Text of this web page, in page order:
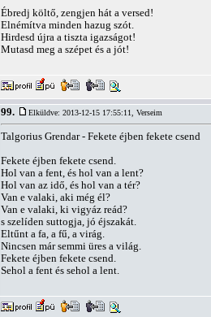
Ébredj költő, zengjen hát a versed!
Elnémítva minden hazug szót.
Hirdesd újra a tiszta igazságot!
Mutasd meg a szépet és a jót!
99. Elküldve: 2013-12-15 17:55:11, Verseim
Talgorius Grendar - Fekete éjben fekete csend
Fekete éjben fekete csend.
Hol van a fent, és hol van a lent?
Hol van az idő, és hol van a tér?
Van e valaki, aki még él?
Van e valaki, ki vigyáz reád?
s szelíden suttogja, jó éjszakát.
Eltűnt a fa, a fű, a virág.
Nincsen már semmi üres a világ.
Fekete éjben fekete csend.
Sehol a fent és sehol a lent.